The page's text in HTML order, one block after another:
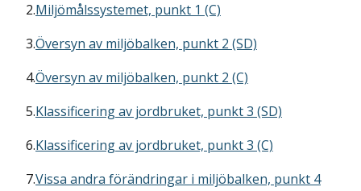
2.Miljömålssystemet, punkt 1 (C)
3.Översyn av miljöbalken, punkt 2 (SD)
4.Översyn av miljöbalken, punkt 2 (C)
5.Klassificering av jordbruket, punkt 3 (SD)
6.Klassificering av jordbruket, punkt 3 (C)
7.Vissa andra förändringar i miljöbalken, punkt 4